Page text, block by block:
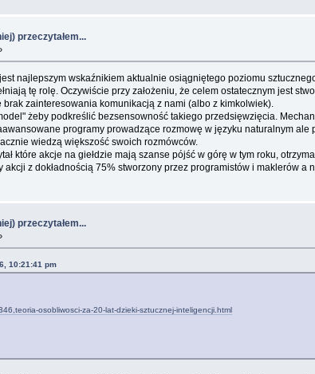
przeczytałem...
najlepszym wskaźnikiem aktualnie osiągniętego poziomu
tę rolę. Oczywiście przy założeniu, że celem ostatecznym jest
brak zainteresowania komunikacją z nami (albo z kimkolwiek).
żeby podkreślić bezsensowność takiego przedsięwzięcia.
programy prowadzące rozmowę w języku naturalnym
wiedzą większość swoich rozmówców.
które akcje na giełdzie mają szanse pójść w górę w tym roku,
z dokładnością 75% stworzony przez programistów i maklerów
przeczytałem...
10:21:41 pm
osobliwosci-za-20-lat-dzieki-sztucznej-inteligencji.html